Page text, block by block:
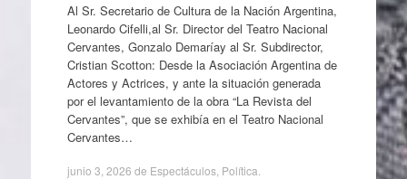
Al Sr. Secretario de Cultura de la Nación Argentina,
Leonardo Cifelli,al Sr. Director del Teatro Nacional
Cervantes, Gonzalo Demaríay al Sr. Subdirector,
Cristian Scotton: Desde la Asociación Argentina de
Actores y Actrices, y ante la situación generada
por el levantamiento de la obra “La Revista del
Cervantes”, que se exhibía en el Teatro Nacional
Cervantes…
junio 3, 2026 de Espectáculos, Política